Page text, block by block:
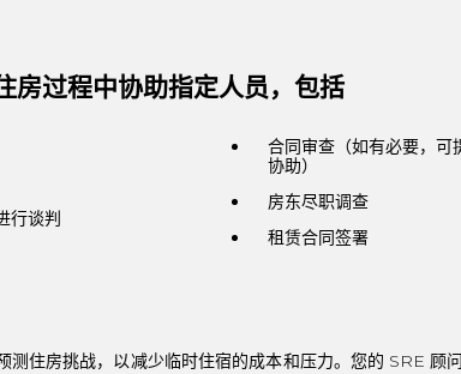
房过程中协助指定人员，包括
行谈判
合同审查（如有必要，可
协助）
房东尽职调查
租赁合同签署
测住房挑战，以减少临时住宿的成本和压力。您的 SRE